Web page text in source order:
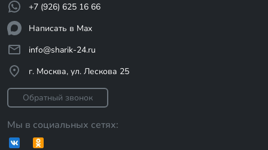
+7 (926) 625 16 66
Написать в Max
info@sharik-24.ru
г. Москва, ул. Лескова 25
Обратный звонок
Мы в социальных сетях: